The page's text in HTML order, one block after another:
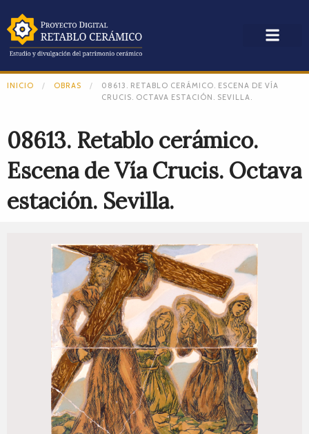
INICIO OBRAS
08613. RETABLO CERÁMICO. ESCENA DE VÍA
CRUCIS. OCTAVA ESTACIÓN. SEVILLA.
08613. Retablo cerámico.
Escena de Vía Crucis. Octava
estación. Sevilla.